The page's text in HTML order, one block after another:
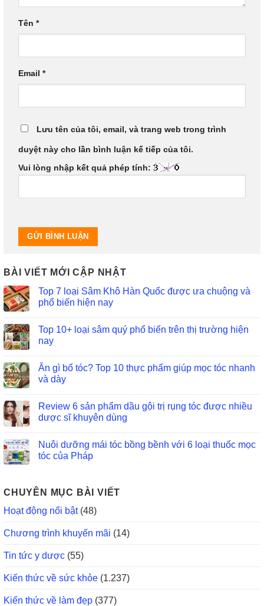
Tên *
Email *
Lưu tên của tôi, email, và trang web trong trình
duyệt này cho lần bình luận kế tiếp của tôi.
Vui lòng nhập kết quả phép tính:
BÀI VIẾT MỚI CẬP NHẬT
Top 7 loại Sâm Khô Hàn Quốc được ưa chuộng và
phổ biến hiện nay
Top 10+ loại sâm quý phổ biến trên thị trường hiện
nay
Ăn gì bổ tóc? Top 10 thực phẩm giúp mọc tóc nhanh
và dày
Review 6 sản phẩm dầu gội trị rụng tóc được nhiều
dược sĩ khuyên dùng
Nuôi dưỡng mái tóc bồng bềnh với 6 loại thuốc mọc
tóc của Pháp
CHUYÊN MỤC BÀI VIẾT
Hoạt động nổi bật(48)
Chương trình khuyến mãi (14)
Tin tức y dược (55)
Kiến thức về sức khỏe (1.237)
Kiến thức về làm đẹp (377)